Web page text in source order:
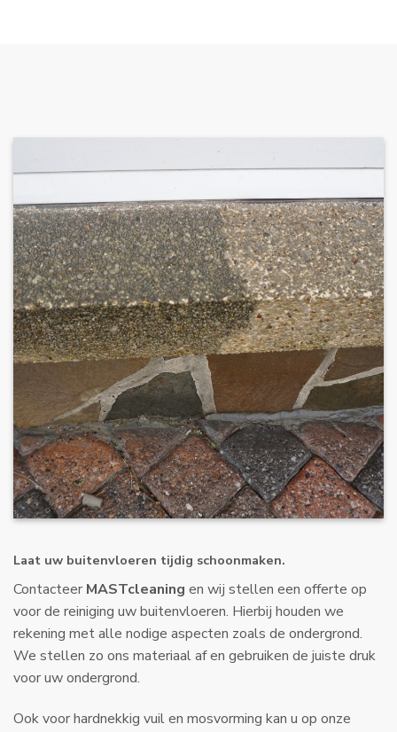
Laat uw buitenvloeren tijdig schoonmaken.
Contacteer MASTcleaning en wij stellen een offerte op
voor de reiniging uw buitenvloeren. Hierbij houden we
rekening met alle nodige aspecten zoals de ondergrond.
We stellen zo ons materiaal af en gebruiken de juiste druk
voor uw ondergrond.
Ook voor hardnekkig vuil en mosvorming kan u op onze